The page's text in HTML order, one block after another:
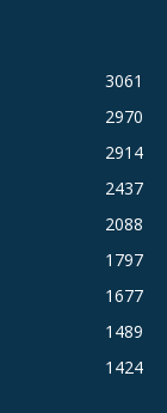
3061
2970
2914
2437
2088
1797
1677
1489
1424